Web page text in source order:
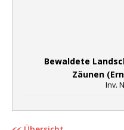
Bewaldete
Zäunen
Inv.